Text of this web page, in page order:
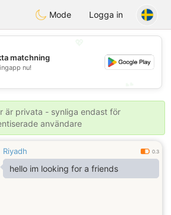
GulfDating
Mode Logga in
💕
matchning
nu!
är privata - synliga endast för
användare
Riyadh 0.3
hello im looking for a friends